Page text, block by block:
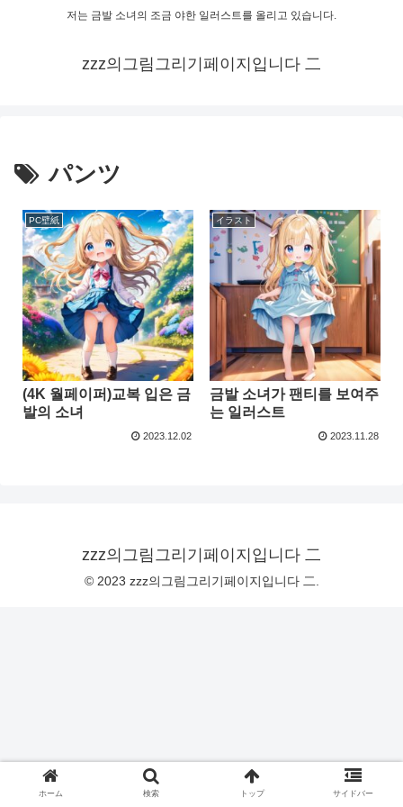
저는 금발 소녀의 조금 야한 일러스트를 올리고 있습니다.
zzz의그림그리기페이지입니다 二
パンツ
PC壁紙
(4K 월페이퍼)교복 입은 금
발의 소녀
2023.12.02
イラスト
금발 소녀가 팬티를 보여주
는 일러스트
2023.11.28
zzz의그림그리기페이지입니다 二
© 2023 zzz의그림그리기페이지입니다 二.
ホーム 検索 トップ サイドバー